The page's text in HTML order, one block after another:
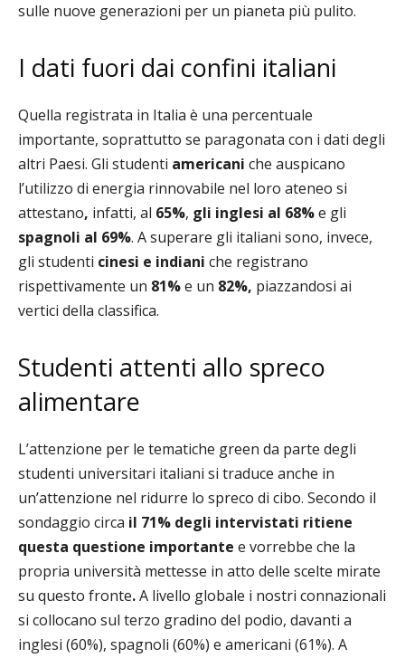
sulle nuove generazioni per un pianeta più pulito.
I dati fuori dai confini italiani
Quella registrata in Italia è una percentuale
importante, soprattutto se paragonata con i dati degli
altri Paesi. Gli studenti americani che auspicano
l’utilizzo di energia rinnovabile nel loro ateneo si
attestano, infatti, al 65%, gli inglesi al 68%e gli
spagnoli al 69%. A superare gli italiani sono, invece,
gli studenti cinesi e indiani che registrano
rispettivamente un 81%e un 82%, piazzandosi ai
vertici della classifica.
Studenti attenti allo spreco
alimentare
L’attenzione per le tematiche green da parte degli
studenti universitari italiani si traduce anche in
un’attenzione nel ridurre lo spreco di cibo. Secondo il
sondaggio circa il 71% degli intervistati ritiene
questa questione importante e vorrebbe che la
propria università mettesse in atto delle scelte mirate
su questo fronte.A livello globale i nostri connazionali
si collocano sul terzo gradino del podio, davanti a
inglesi (60%), spagnoli (60%) e americani (61%). A